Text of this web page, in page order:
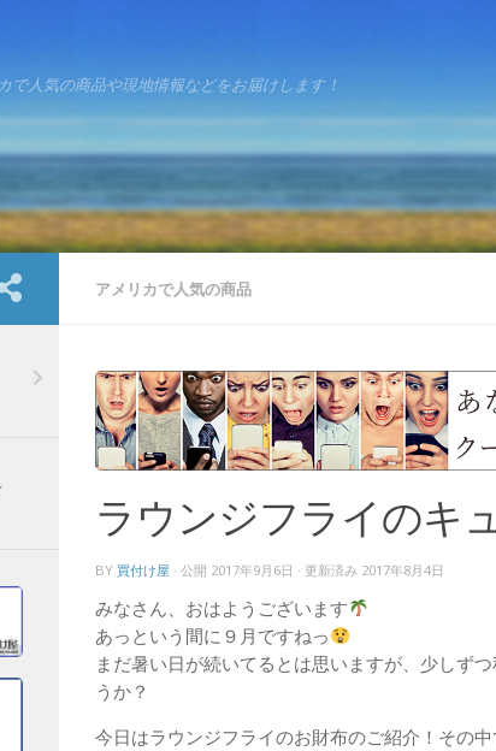
で人気の商品や現地情報などをお届けします！
アメリカで人気の商品
ラウンジフライのキ
BY 買付け屋 · 公開 2017年9月6日 · 更新済み 2017年8月4日
みなさん、おはようございます
あっという間に９月ですねっ
まだ暑い日が続いてるとは思いますが、少しず
うか？
今日はラウンジフライのお財布のご紹介！その